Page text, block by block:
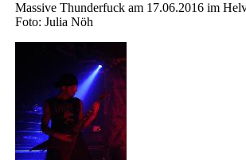
Massive Thunderfuck am 17.06.2016 im
Foto: Julia Nöh